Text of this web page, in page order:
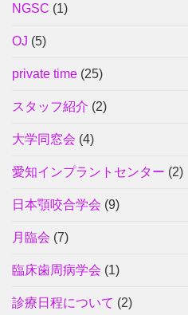
NGSC (1)
OJ (5)
private time (25)
スタッフ紹介 (2)
大学同窓会 (4)
愛知インプラントセンター (2)
日本顎咬合学会 (9)
月臨会 (7)
臨床歯周病学会 (1)
診療日程について (2)